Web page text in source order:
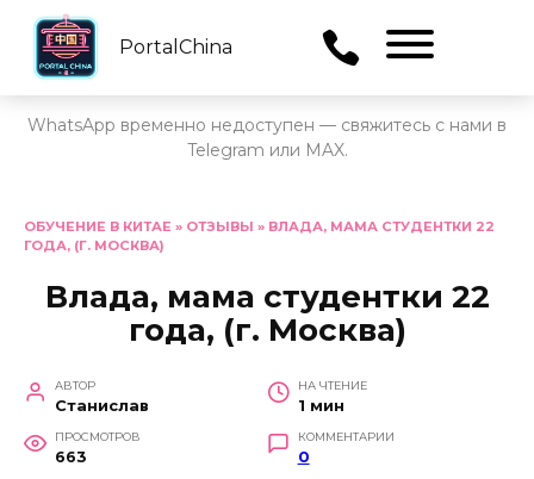
PortalChina
WhatsApp временно недоступен — свяжитесь с нами в
Telegram или MAX.
содержанию
ОБУЧЕНИЕ В КИТАЕ » ОТЗЫВЫ » ВЛАДА, МАМА СТУДЕНТКИ 22
ГОДА, (Г. МОСКВА)
Влада, мама студентки 22
года, (г. Москва)
АВТОР
Станислав
НА ЧТЕНИЕ
1 мин
ПРОСМОТРОВ
663
КОММЕНТАРИИ
0